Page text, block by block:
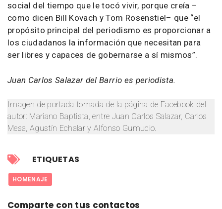
social del tiempo que le tocó vivir, porque creía –
como dicen Bill Kovach y Tom Rosenstiel– que “el
propósito principal del periodismo es proporcionar a
los ciudadanos la información que necesitan para
ser libres y capaces de gobernarse a sí mismos”.
Juan Carlos Salazar del Barrio es periodista.
Imagen de portada tomada de la página de Facebook del
autor: Mariano Baptista, entre Juan Carlos Salazar, Carlos
Mesa, Agustín Echalar y Alfonso Gumucio.
ETIQUETAS
HOMENAJE
Comparte con tus contactos